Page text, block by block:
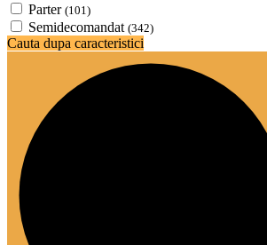
Parter (101)
Semidecomandat (342)
Cauta dupa caracteristici